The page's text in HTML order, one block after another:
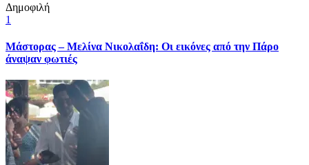
Δημοφιλή
1
Μάστορας – Μελίνα Νικολαΐδη: Οι εικόνες από την Πάρο
άναψαν φωτιές